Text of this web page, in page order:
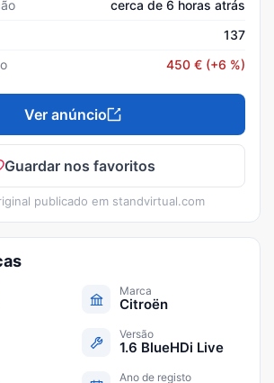
cerca de 6 horas atrás
137
450 € (+6 %)
Ver anúncio
Guardar nos favoritos
publicado em standvirtual.com
Marca
Citroën
Versão
1.6 BlueHDi Live
Ano de registo